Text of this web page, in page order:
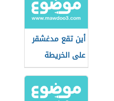
أين تقع مدغشقر
على الخريطة